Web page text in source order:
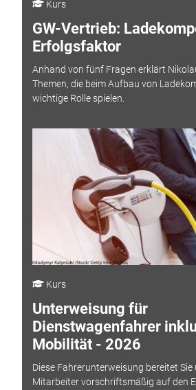
Kurs
GW-Vertrieb:
Erfolgsfaktor
Anhand von fünf Fragen erklärt
Themen, die beim Aufbau von
wichtige Rolle spielen.
Kurs
Unterweisung für
Dienstwagenfahrer
Mobilität - 2026
Diese Fahrerunterweisung bereitet Sie
Mitarbeiter vorschriftsmäßig auf den